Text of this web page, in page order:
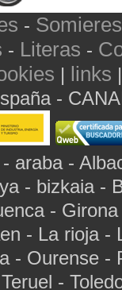
- Somieres
- Literas -
| links
-
araba -
- bizkaia -
-
- La rioja
- Ourense
-